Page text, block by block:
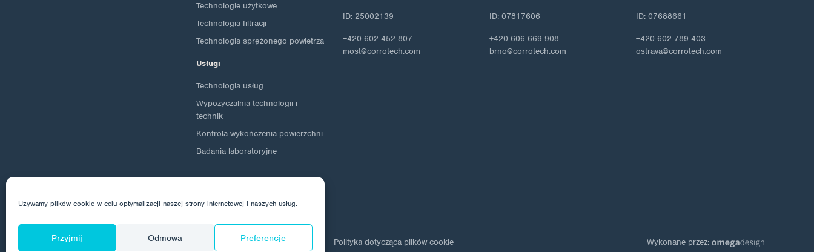
Używamy plików cookie w celu optymalizacji naszej strony internetowej i naszych usług.
Przyjmij Odmowa Preferencje
Technologie użytkowe
Technologia filtracji
Technologia sprężonego powietrza
Usługi
Technologia usług
Wypożyczalnia technologii i
technik
Kontrola wykończenia powierzchni
Badania laboratoryjne
ID: 25002139
+420 602 452 807
most@corrotech.com
ID: 07817606
+420 606 669 908
brno@corrotech.com
ID: 07688661
+420 602 789 403
ostrava@corrotech.com
© 2026 Corrotech O nas Kontakt Ochrona danych osobowych Polityka dotycząca plików cookie Wykonane przez: